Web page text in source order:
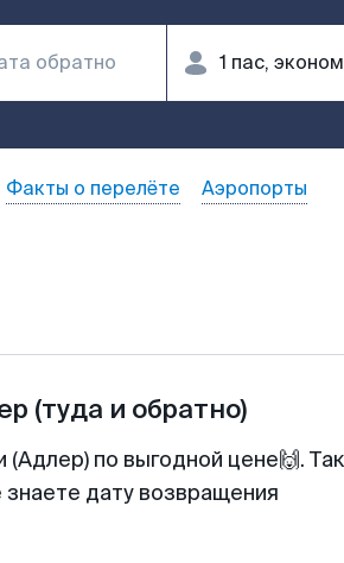
Факты о перелёте Аэропорты
(туда и обратно)
по выгодной цене🙌.
дату возвращения